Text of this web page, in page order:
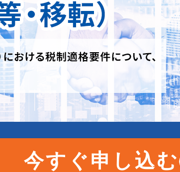
今すぐ申し込む